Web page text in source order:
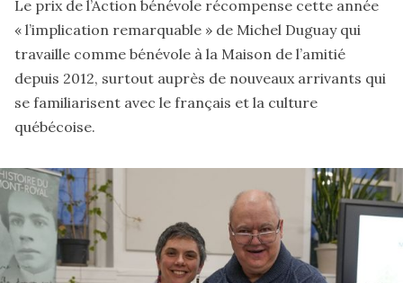
Le prix de l’Action bénévole récompense cette année
« l’implication remarquable » de Michel Duguay qui
travaille comme bénévole à la Maison de l’amitié
depuis 2012, surtout auprès de nouveaux arrivants qui
se familiarisent avec le français et la culture
québécoise.